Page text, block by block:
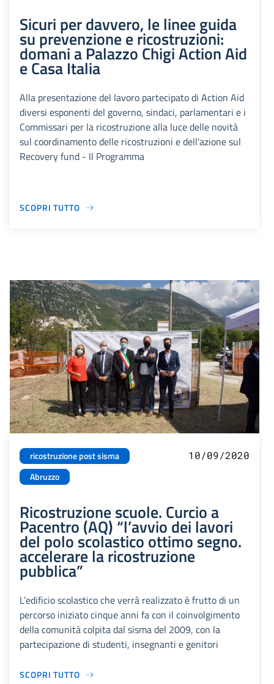
Sicuri per davvero, le linee guida
su prevenzione e ricostruzioni:
domani a Palazzo Chigi Action Aid
e Casa Italia
Alla presentazione del lavoro partecipato di Action Aid
diversi esponenti del governo, sindaci, parlamentari e i
Commissari per la ricostruzione alla luce delle novità
sul coordinamento delle ricostruzioni e dell'azione sul
Recovery fund - Il Programma
SCOPRI TUTTO
ricostruzione post sisma
Abruzzo
10/09/2020
Ricostruzione scuole. Curcio a
Pacentro (AQ) “l’avvio dei lavori
del polo scolastico ottimo segno.
accelerare la ricostruzione
pubblica”
L’edificio scolastico che verrà realizzato è frutto di un
percorso iniziato cinque anni fa con il coinvolgimento
della comunità colpita dal sisma del 2009, con la
partecipazione di studenti, insegnanti e genitori
SCOPRI TUTTO